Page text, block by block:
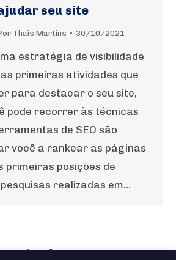
seu site
Thais Martins 30/10/2021
estratégia de visibilidade
primeiras atividades que
para destacar o seu site,
pode recorrer às técnicas
de SEO são
você a rankear as páginas
primeiras posições de
realizadas em…
1 2 →